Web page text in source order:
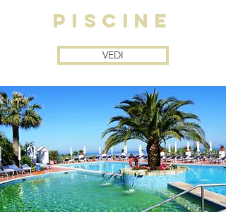
PISCINE
VEDI